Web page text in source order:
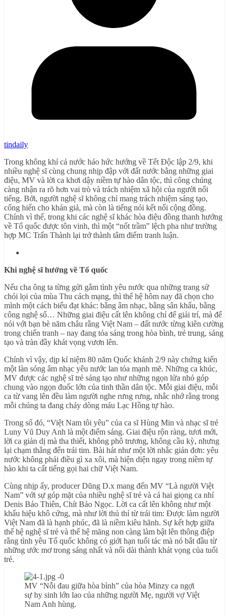
tindaily
Trong không khí cả nước háo hức hướng về Tết Độc lập 2/9, khi
nhiều nghệ sĩ cùng chung nhịp đập với đất nước bằng những giai
điệu, MV và lời ca khơi dậy niềm tự hào dân tộc, thì công chúng
càng nhận ra rõ hơn vai trò và trách nhiệm xã hội của người nổi
tiếng. Bởi, người nghệ sĩ không chỉ mang trách nhiệm sáng tạo,
cống hiến cho khán giả, mà còn là tiếng nói kết nối cộng đồng.
Chính vì thế, trong khi các nghệ sĩ khác hòa điệu đồng thanh hướng
về Tổ quốc được tôn vinh, thì một “nốt trầm” lệch pha như trường
hợp MC Trấn Thành lại trở thành tâm điểm tranh luận.
Khi nghệ sĩ hướng về Tổ quốc
Nếu cha ông ta từng gửi gắm tình yêu nước qua những trang sử
chói lọi của mùa Thu cách mạng, thì thế hệ hôm nay đã chọn cho
mình một cách biểu đạt khác: bằng âm nhạc, bằng sân khấu, bằng
công nghệ số… Những giai điệu cất lên không chỉ để giải trí, mà để
nói với bạn bè năm châu rằng Việt Nam – đất nước từng kiên cường
trong chiến tranh – nay đang tỏa sáng trong hòa bình, trẻ trung, sáng
tạo và tràn đầy khát vọng vươn lên.
Chính vì vậy, dịp kỉ niệm 80 năm Quốc khánh 2/9 này chứng kiến
một làn sóng âm nhạc yêu nước lan tỏa mạnh mẽ. Những ca khúc,
MV được các nghệ sĩ trẻ sáng tạo như những ngọn lửa nhỏ góp
chung vào ngọn đuốc lớn của tinh thần dân tộc. Mỗi giai điệu, mỗi
ca từ vang lên đều làm người nghe rưng rưng, nhắc nhớ rằng trong
mỗi chúng ta đang chảy dòng máu Lạc Hồng tự hào.
Trong số đó, “Việt Nam tôi yêu” của ca sĩ Hùng Min và nhạc sĩ trẻ
Luny Vũ Duy Anh là một điểm sáng. Giai điệu rộn ràng, tươi mới,
lời ca giản dị mà tha thiết, không phô trương, không cầu kỳ, nhưng
lại chạm thẳng đến trái tim. Bài hát như một lời nhắc giản đơn: yêu
nước không phải điều gì xa xôi, mà hiện diện ngay trong niềm tự
hào khi ta cất tiếng gọi hai chữ Việt Nam.
Cùng nhịp ấy, producer Dũng D.x mang đến MV “Là người Việt
Nam” với sự góp mặt của nhiều nghệ sĩ trẻ và cả hai giọng ca nhí
Denis Bảo Thiên, Chít Bảo Ngọc. Lời ca cất lên không như một
khẩu hiệu khô cứng, mà như lời thủ thỉ từ trái tim: Được làm người
Việt Nam đã là hạnh phúc, đã là niềm kiêu hãnh. Sự kết hợp giữa
thế hệ nghệ sĩ trẻ và thế hệ măng non càng làm bật lên thông điệp
rằng tình yêu Tổ quốc không có giới hạn tuổi tác mà nó bắt đầu từ
những ước mơ trong sáng nhất và nối dài thành khát vọng của tuổi
trẻ.
MV “Nỗi đau giữa hòa bình” của hòa Minzy ca ngợi
sự hy sinh lớn lao của những người Mẹ, người vợ Việt
Nam Anh hùng.